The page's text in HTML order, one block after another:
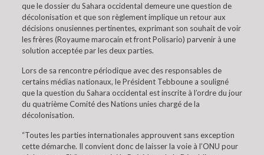
que le dossier du Sahara occidental demeure une question de
décolonisation et que son règlement implique un retour aux
décisions onusiennes pertinentes, exprimant son souhait de voir
les frères (Royaume marocain et front Polisario) parvenir à une
solution acceptée par les deux parties.
Lors de sa rencontre périodique avec des responsables de
certains médias nationaux, le Président Tebboune a souligné
que la question du Sahara occidental est inscrite à l’ordre du jour
du quatrième Comité des Nations unies chargé de la
décolonisation.
“Toutes les parties internationales approuvent sans exception
cette démarche. Il convient donc de laisser la voie à l’ONU pour